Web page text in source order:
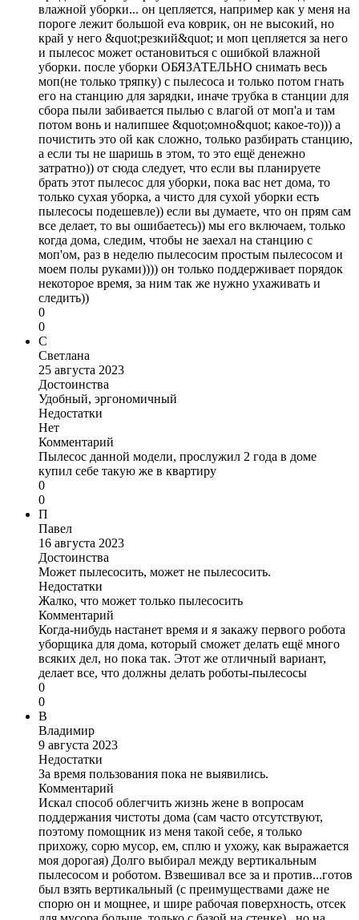
влажной уборки... он цепляется, например как у меня на
пороге лежит большой eva коврик, он не высокий, но
край у него &quot;резкий&quot; и моп цепляется за него
и пылесос может остановиться с ошибкой влажной
уборки. после уборки ОБЯЗАТЕЛЬНО снимать весь
моп(не только тряпку) с пылесоса и только потом гнать
его на станцию для зарядки, иначе трубка в станции для
сбора пыли забивается пылью с влагой от моп'а и там
потом вонь и налипшее &quot;омно&quot; какое-то))) а
почистить это ой как сложно, только разбирать станцию,
а если ты не шаришь в этом, то это ещё денежно
затратно)) от сюда следует, что если вы планируете
брать этот пылесос для уборки, пока вас нет дома, то
только сухая уборка, а чисто для сухой уборки есть
пылесосы подешевле)) если вы думаете, что он прям сам
все делает, то вы ошибаетесь)) мы его включаем, только
когда дома, следим, чтобы не заехал на станцию с
моп'ом, раз в неделю пылесосим простым пылесосом и
моем полы руками)))) он только поддерживает порядок
некоторое время, за ним так же нужно ухаживать и
следить))
0
0
С
Светлана
25 августа 2023
Достоинства
Удобный, эргономичный
Недостатки
Нет
Комментарий
Пылесос данной модели, прослужил 2 года в доме
купил себе такую же в квартиру
0
0
П
Павел
16 августа 2023
Достоинства
Может пылесосить, может не пылесосить.
Недостатки
Жалко, что может только пылесосить
Комментарий
Когда-нибудь настанет время и я закажу первого робота
уборщика для дома, который сможет делать ещё много
всяких дел, но пока так. Этот же отличный вариант,
делает все, что должны делать роботы-пылесосы
0
0
В
Владимир
9 августа 2023
Недостатки
За время пользования пока не выявились.
Комментарий
Искал способ облегчить жизнь жене в вопросам
поддержания чистоты дома (сам часто отсутствуют,
поэтому помощник из меня такой себе, я только
прихожу, сорю мусор, ем, сплю и ухожу, как выражается
моя дорогая) Долго выбирал между вертикальным
пылесосом и роботом. Взвешивал все за и против...готов
был взять вертикальный (с преимуществами даже не
спорю он и мощнее, и шире рабочая поверхность, отсек